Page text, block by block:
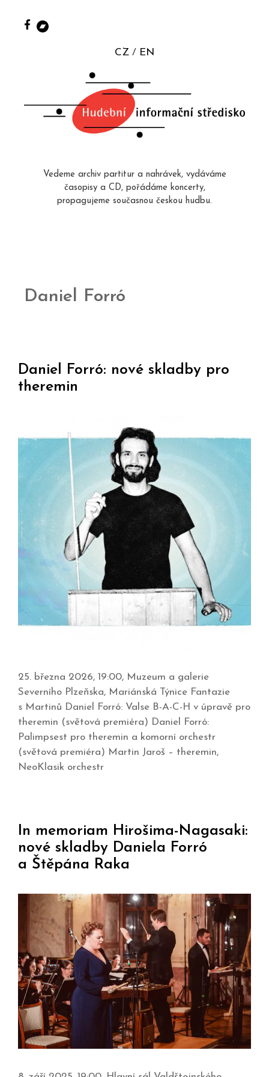
CZ EN
Vedeme archiv partitur a nahrávek, vydáváme
časopisy a CD, pořádáme koncerty,
propagujeme současnou českou hudbu.
Daniel Forró
Daniel Forró: nové skladby pro
theremin
25. března 2026, 19:00, Muzeum a galerie
Severního Plzeňska, Mariánská Týnice Fantazie
s Martinů Daniel Forró: Valse B-A-C-H v úpravě pro
theremin (světová premiéra) Daniel Forró:
Palimpsest pro theremin a komorní orchestr
(světová premiéra) Martin Jaroš – theremin,
NeoKlasik orchestr
In memoriam Hirošima-Nagasaki:
nové skladby Daniela Forró
a Štěpána Raka